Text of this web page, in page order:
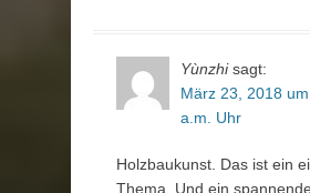
Yùnzhi sagt:
März 23, 2018
a.m. Uhr
Holzbaukunst. Das ist ein
Thema. Und ein